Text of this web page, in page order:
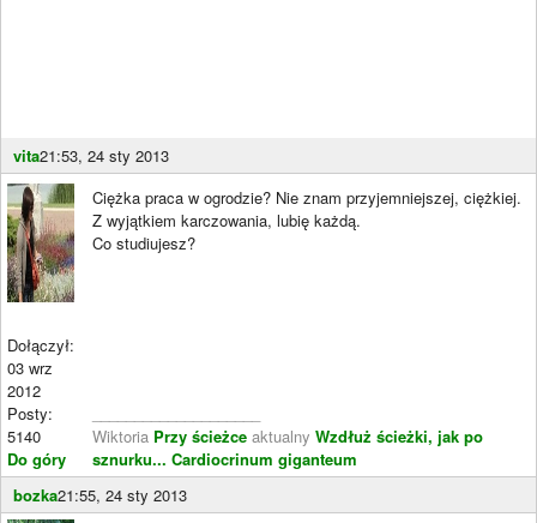
vita21:53, 24 sty 2013
Dołączył:
03 wrz
2012
Posty:
5140
Do góry
Ciężka praca w ogrodzie? Nie znam przyjemniejszej, ciężkiej.
Z wyjątkiem karczowania, lubię każdą.
Co studiujesz?
Wiktoria Przy ścieżce aktualny Wzdłuż ścieżki, jak po
sznurku... Cardiocrinum giganteum
bozka21:55, 24 sty 2013